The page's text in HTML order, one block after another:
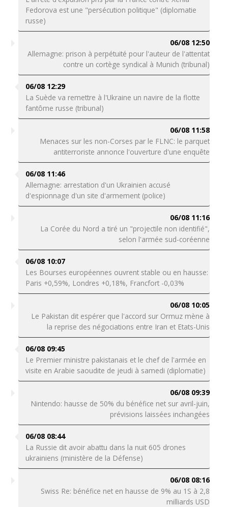
Fedorova est une "persécution politique" (diplomatie
russe)
06/08 12:50
Allemagne: prison à perpétuité pour l'auteur de l'attentat
contre un cortège syndical à Munich (tribunal)
06/08 12:29
La Suède va remettre à l'Ukraine un navire de la flotte
fantôme russe (tribunal)
06/08 11:58
Menaces sur les non-Corses par le FLNC: le parquet
antiterroriste annonce l'ouverture d'une enquête
06/08 11:46
Allemagne: arrestation d'un Ukrainien accusé
d'espionnage d'un site d'armement (police)
06/08 11:16
La Corée du Nord a tiré un "projectile non identifié",
selon l'armée sud-coréenne
06/08 10:07
Les Bourses européennes ouvrent stable ou en hausse:
Paris +0,59%, Londres +0,18%, Francfort -0,03%
06/08 10:05
Le Pakistan dit espérer que l'accord sur Ormuz mène à
la reprise des négociations entre Iran et Etats-Unis
06/08 09:45
Le Premier ministre pakistanais et le chef de l'armée en
visite en Arabie saoudite de jeudi à samedi (diplomatie)
06/08 09:39
Nintendo: hausse de 50% du bénéfice net sur avril-juin,
prévisions laissées inchangées
06/08 08:44
La Russie dit avoir abattu dans la nuit 605 drones
ukrainiens (ministère de la Défense)
06/08 08:16
Swiss Re: bénéfice net en hausse de 9% au 1S à 2,8
milliards USD